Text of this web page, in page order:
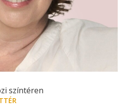
színtéren